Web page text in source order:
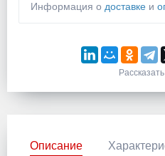
Информация о доставке и
Описание